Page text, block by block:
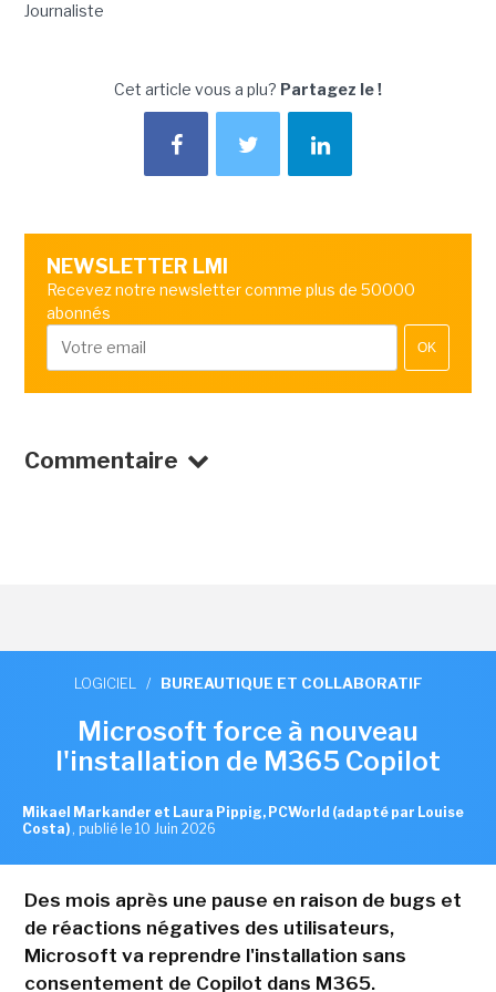
Journaliste
Cet article vous a plu? Partagez le !
NEWSLETTER LMI
Recevez notre newsletter comme plus de 50000
abonnés
OK
Commentaire
LOGICIEL / BUREAUTIQUE ET COLLABORATIF
Microsoft force à nouveau
l'installation de M365 Copilot
Mikael Markander et Laura Pippig, PCWorld (adapté par Louise
Costa) , publié le 10 Juin 2026
Des mois après une pause en raison de bugs et
de réactions négatives des utilisateurs,
Microsoft va reprendre l'installation sans
consentement de Copilot dans M365.